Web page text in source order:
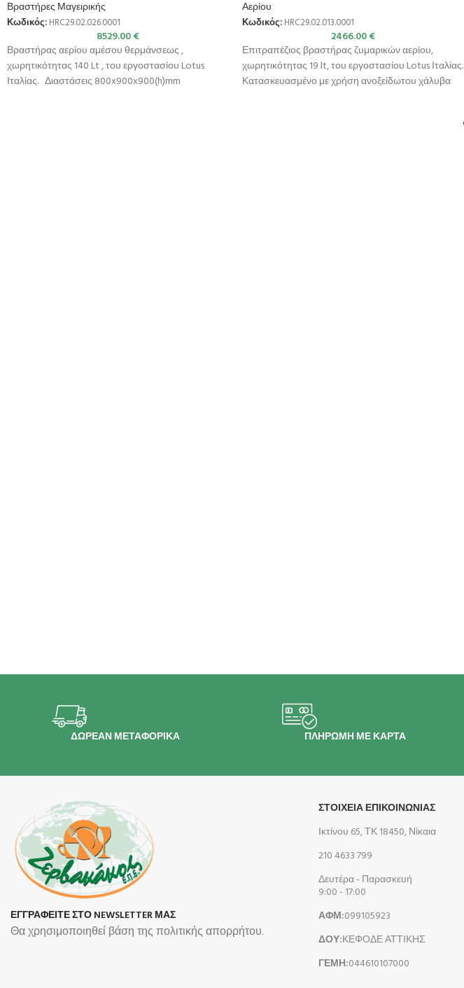
Βραστήρες Μαγειρικής
Κωδικός: HRC29.02.026.0001
8529.00€
Βραστήρας αερίου αμέσου θερμάνσεως ,
χωρητικότητας 140 Lt , του εργοστασίου Lotus
Ιταλίας. Διαστάσεις 800x900x900(h)mm
Αερίου
Κωδικός: HRC29.02.013.0001
2466.00€
Επιτραπέζιος βραστήρας ζυμαρικών αερίου,
χωρητικότητας 19 lt, του εργοστασίου Lotus Ιταλίας.
Κατασκευασμένο με χρήση ανοξείδωτου χάλυβα
ΔΩΡΕΑΝ ΜΕΤΑΦΟΡΙΚΑ ΠΛΗΡΩΜΗ ΜΕ ΚΑΡΤΑ
ΕΓΓΡΑΦΕΙΤΕ ΣΤΟ NEWSLETTER ΜΑΣ
Θα χρησιμοποιηθεί βάση της πολιτικής απορρήτου.
ΣΤΟΙΧΕΙΑ ΕΠΙΚΟΙΝΩΝΙΑΣ
Ικτίνου 65, ΤΚ 18450, Νίκαια
210 4633 799
Δευτέρα - Παρασκευή
9:00 - 17:00
ΑΦΜ:099105923
ΔΟΥ:ΚΕΦΟΔΕ ΑΤΤΙΚΗΣ
ΓΕΜΗ:044610107000